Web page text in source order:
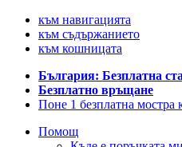
към навигацията
към съдържанието
към кошницата
България: Безплатна
Безплатно връщане
Поне 1 безплатна мостра
Помощ